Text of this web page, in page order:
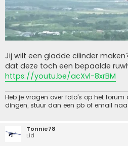
Jij wilt een gladde cilinder
dat deze toch een bepaalde
https://youtu.be/acXvl-8xrBM
Heb je vragen over foto's op het
dingen, stuur dan een pb of email
Tonnie78
Lid